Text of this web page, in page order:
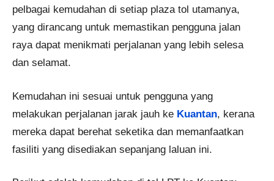
pelbagai kemudahan di setiap plaza tol utamanya,
yang dirancang untuk memastikan pengguna jalan
raya dapat menikmati perjalanan yang lebih selesa
dan selamat.
Kemudahan ini sesuai untuk pengguna yang
melakukan perjalanan jarak jauh ke Kuantan, kerana
mereka dapat berehat seketika dan memanfaatkan
fasiliti yang disediakan sepanjang laluan ini.